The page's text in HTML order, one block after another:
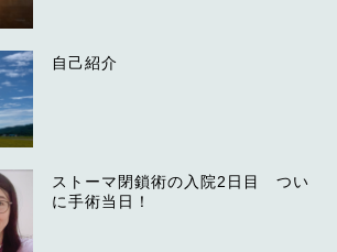
自己紹介
ストーマ閉鎖術の入院2日目 つい
に手術当日！